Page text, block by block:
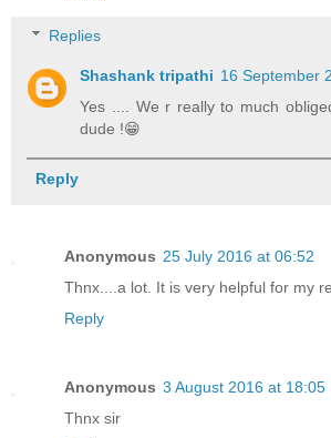
Replies
Shashank tripathi 16 September
Yes .... We r really to much
dude !😁
Reply
Anonymous 25 July 2016 at 06:52
Thnx....a lot. It is very helpful for my
Reply
Anonymous 3 August 2016 at 18:05
Thnx sir